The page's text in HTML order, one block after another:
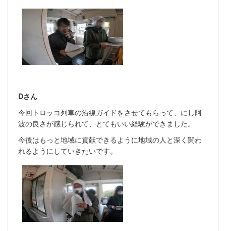
Dさん
今回トロッコ列車の沿線ガイドをさせてもらって、にし阿
波の良さが感じられて、とてもいい経験ができました。
今後はもっと地域に貢献できるように地域の人と深く関わ
れるようにしていきたいです。